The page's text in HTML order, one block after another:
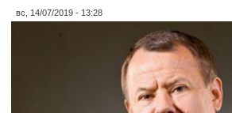
вс, 14/07/2019 - 13:28